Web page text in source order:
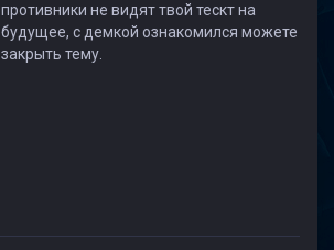
противники не видят твой тескт на
будущее, с демкой ознакомился можете
закрыть тему.